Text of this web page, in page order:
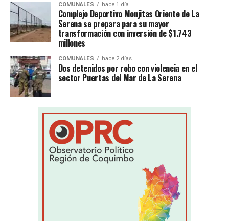
COMUNALES hace 1 día
Complejo Deportivo Monjitas Oriente de La
Serena se prepara para su mayor
transformación con inversión de $1.743
millones
COMUNALES hace 2 días
Dos detenidos por robo con violencia en el
sector Puertas del Mar de La Serena